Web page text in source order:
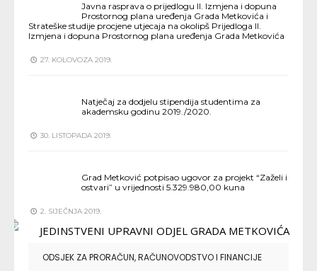
Javna rasprava o prijedlogu II. Izmjena i dopuna
Prostornog plana uređenja Grada Metkovića i
Strateške studije procjene utjecaja na okolipš Prijedloga II.
Izmjena i dopuna Prostornog plana uređenja Grada Metkovića
27. KOLOVOZA 2019.
Natječaj za dodjelu stipendija studentima za
akademsku godinu 2019./2020.
30. LISTOPADA 2019.
Grad Metković potpisao ugovor za projekt “Zaželi i
ostvari” u vrijednosti 5.329.980,00 kuna
2. SIJEČNJA 2019.
ODSJEK ZA PRORAČUN, RAČUNOVODSTVO I FINANCIJE